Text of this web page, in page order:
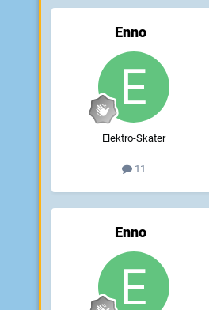
Enno
Elektro-Skater
11
Enno